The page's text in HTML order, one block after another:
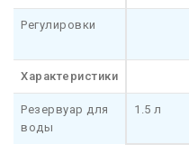
Регулировки
Характеристики
Резервуар для
воды
1.5 л